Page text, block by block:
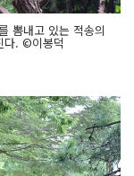
뽐내고 있는 적송의
다. ©이봉덕